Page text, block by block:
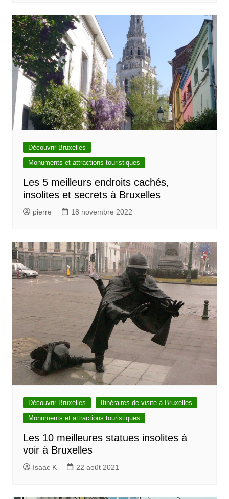
Découvrir Bruxelles
Monuments et attractions touristiques
Les 5 meilleurs endroits cachés,
insolites et secrets à Bruxelles
pierre 18 novembre 2022
Découvrir Bruxelles
Itinéraires de visite à Bruxelles
Monuments et attractions touristiques
Les 10 meilleures statues insolites à
voir à Bruxelles
Isaac K 22 août 2021